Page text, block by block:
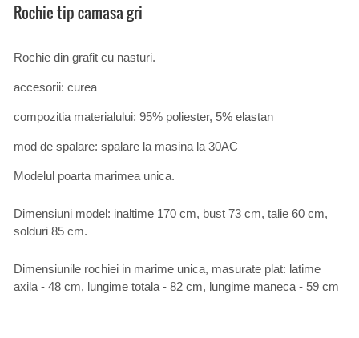
Rochie tip camasa gri
Rochie din grafit cu nasturi.
accesorii: curea
compozitia materialului: 95% poliester, 5% elastan
mod de spalare: spalare la masina la 30AC
Modelul poarta marimea unica.
Dimensiuni model: inaltime 170 cm, bust 73 cm, talie 60 cm,
solduri 85 cm.
Dimensiunile rochiei in marime unica, masurate plat: latime
axila - 48 cm, lungime totala - 82 cm, lungime maneca - 59 cm